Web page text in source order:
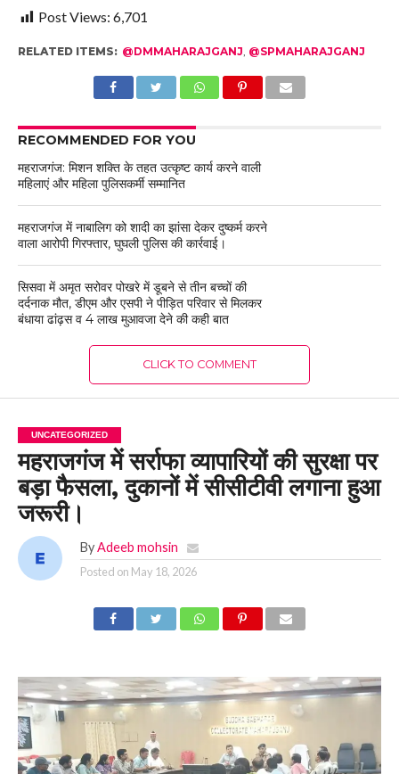
Post Views: 6,701
RELATED ITEMS: @DMMAHARAJGANJ @SPMAHARAJGANJ
RECOMMENDED FOR YOU
महराजगंज: मिशन शक्ति के तहत उत्कृष्ट कार्य करने वाली
महिलाएं और महिला पुलिसकर्मी सम्मानित
महराजगंज में नाबालिग को शादी का झांसा देकर दुष्कर्म करने
वाला आरोपी गिरफ्तार, घुघली पुलिस की कार्रवाई।
सिसवा में अमृत सरोवर पोखरे में डूबने से तीन बच्चों की
दर्दनाक मौत, डीएम और एसपी ने पीड़ित परिवार से मिलकर
बंधाया ढांढ़स व 4 लाख मुआवजा देने की कही बात
CLICK TO COMMENT
UNCATEGORIZED
महराजगंज में सर्राफा व्यापारियों की सुरक्षा पर
बड़ा फैसला, दुकानों में सीसीटीवी लगाना हुआ
जरूरी।
By Adeeb mohsin
Posted on May 18, 2026